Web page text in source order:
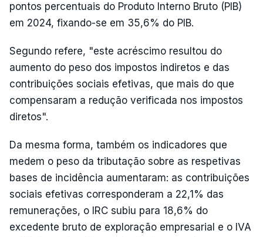
pontos percentuais do Produto Interno Bruto (PIB)
em 2024, fixando-se em 35,6% do PIB.
Segundo refere, "este acréscimo resultou do
aumento do peso dos impostos indiretos e das
contribuições sociais efetivas, que mais do que
compensaram a redução verificada nos impostos
diretos".
Da mesma forma, também os indicadores que
medem o peso da tributação sobre as respetivas
bases de incidência aumentaram: as contribuições
sociais efetivas corresponderam a 22,1% das
remunerações, o IRC subiu para 18,6% do
excedente bruto de exploração empresarial e o IVA